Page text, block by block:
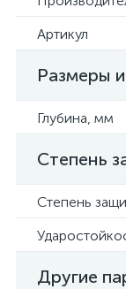
Артикул
Размеры
Глубина, мм
Степень
Степень
Другие